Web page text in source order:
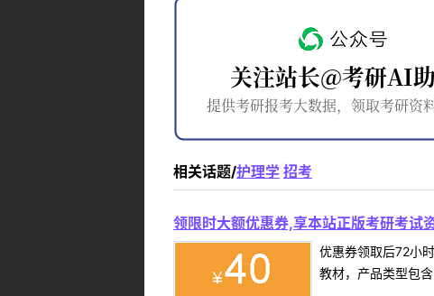
相关话题/护理学 招考
领限时大额优惠券,享本站正版考研考试
优惠券领取后72小
教材，产品类型包